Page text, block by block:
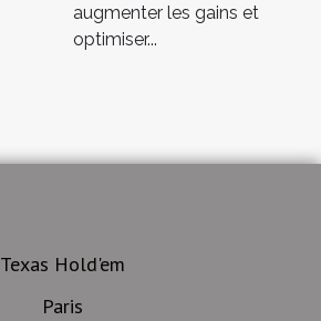
augmenter les gains et
optimiser...
Texas Hold'em
Paris